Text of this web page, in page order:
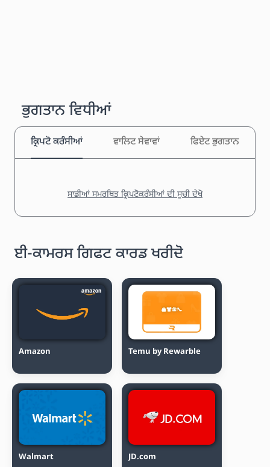
ਭੁਗਤਾਨ ਵਿਧੀਆਂ
ਕ੍ਰਿਪਟੋ ਕਰੰਸੀਆਂ ਵਾਲਿਟ ਸੇਵਾਵਾਂ ਫਿਏਟ ਭੁਗਤਾਨ
ਸਾਡੀਆਂ ਸਮਰਥਿਤ ਕ੍ਰਿਪਟੋਕਰੰਸੀਆਂ ਦੀ ਸੂਚੀ ਦੇਖੋ
ਈ-ਕਾਮਰਸ ਗਿਫਟ ਕਾਰਡ ਖਰੀਦੋ
Amazon Temu by Rewarble
Walmart JD.com